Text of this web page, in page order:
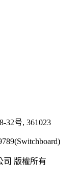
32号, 361023
司 版權所有